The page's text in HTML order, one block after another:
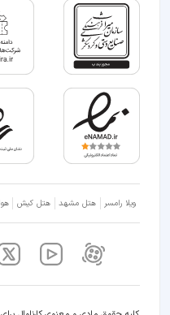
ویلا رامسر هتل مشهد هتل کیش